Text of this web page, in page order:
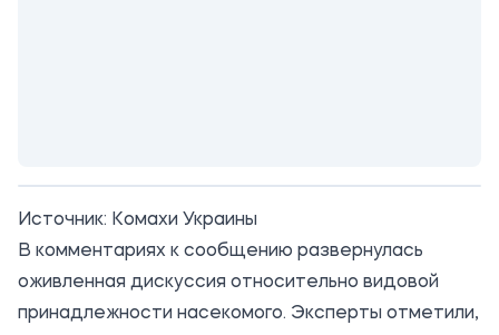
Источник: Комахи Украины
В комментариях к сообщению развернулась
оживленная дискуссия относительно видовой
принадлежности насекомого. Эксперты отметили,